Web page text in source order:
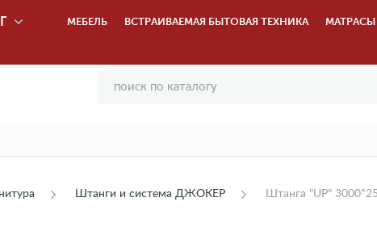
МЕБЕЛЬ ВСТРАИВАЕМАЯ БЫТОВАЯ ТЕХНИКА МАТРАСЫ
Штанги и система ДЖОКЕР Штанга "UP"